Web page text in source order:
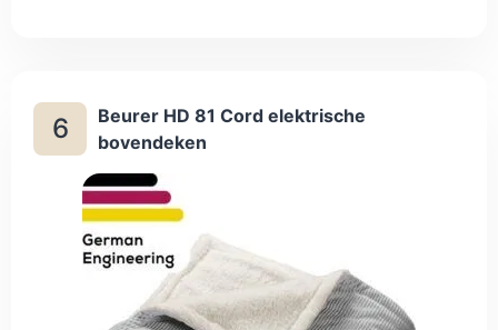
6
Beurer HD 81 Cord elektrische
bovendeken